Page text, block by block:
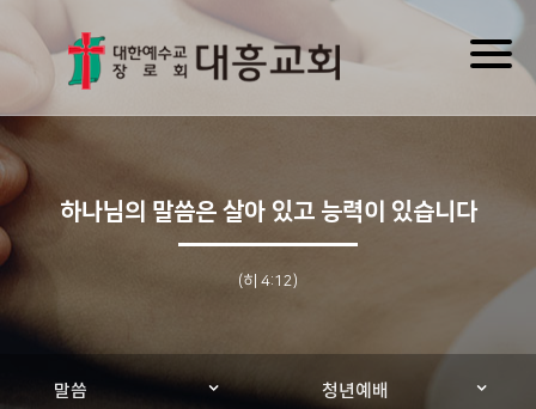
하나님의 말씀은 살아 있고 능력이 있습니다
(히 4:12)
말씀 청년예배